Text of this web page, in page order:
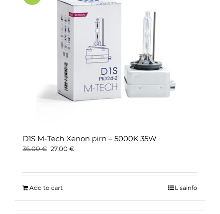
D1S M-Tech Xenon pirn – 5000K 35W
36.00€ Original
36.00 €.
27.00 €Current
27.00 €.
Add to cart Lisainfo